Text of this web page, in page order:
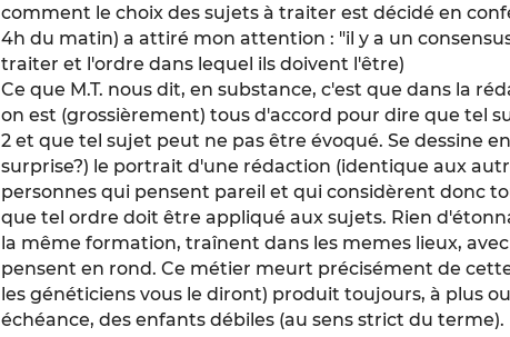
comment le choix des sujets à traiter est décidé en
4h du matin) a attiré mon attention : "il y a un
traiter et l'ordre dans lequel ils doivent l'être)
Ce que M.T. nous dit, en substance, c'est que dans la
on est (grossièrement) tous d'accord pour dire que tel
2 et que tel sujet peut ne pas être évoqué. Se dessine
surprise?) le portrait d'une rédaction (identique aux
personnes qui pensent pareil et qui considèrent donc
que tel ordre doit être appliqué aux sujets. Rien
la même formation, traînent dans les memes lieux,
pensent en rond. Ce métier meurt précisément de
les généticiens vous le diront) produit toujours, à plus
échéance, des enfants débiles (au sens strict du terme).